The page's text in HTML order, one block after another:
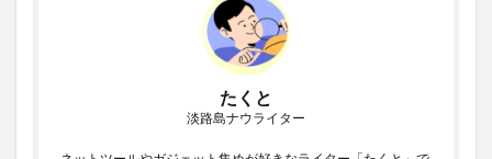
たくと
淡路島ナウライター